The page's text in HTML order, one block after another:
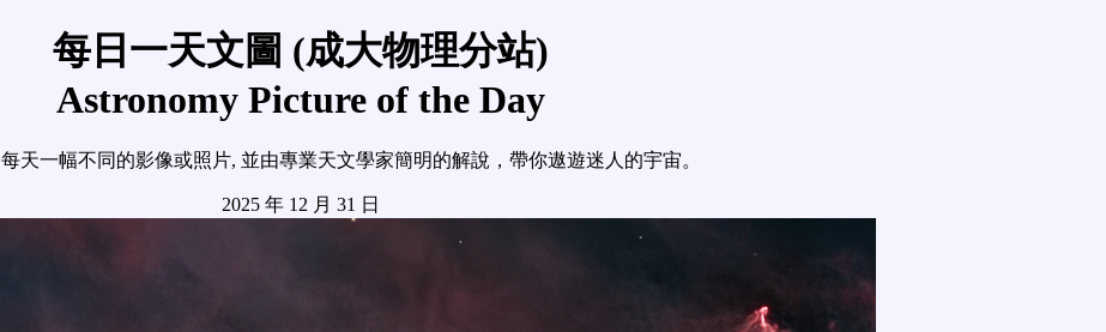
每日一天文圖 (成大物理分站)
Astronomy Picture of the Day
每天一幅不同的影像或照片, 並由專業天文學家簡明的解說，帶你遨遊迷人的宇宙。
2025 年 12 月 31 日